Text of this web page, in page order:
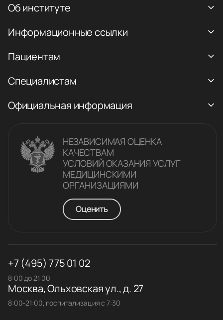
Об институте
Информационные ссылки
Пациентам
Специалистам
Официальная информация
НЕЗАВИСИМАЯ ОЦЕНКА
КАЧЕСТВАM
УСЛОВИЙ ОКАЗАНИЯ УСЛУГ
МЕДИЦИНСКИМИ
ОРГАНИЗАЦИЯМИ
Оценить
+7 (495) 775 01 02
8:00 до 21:00
Москва, Ольховская ул., д. 27
8:00-21:00, госпитализация с 7:30